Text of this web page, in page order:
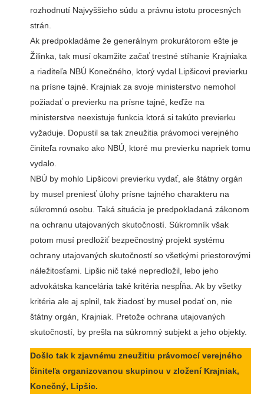
rozhodnutí Najvyššieho súdu a právnu istotu procesných
strán.
Ak predpokladáme že generálnym prokurátorom ešte je
Žilinka, tak musí okamžite začať trestné stíhanie Krajniaka
a riaditeľa NBÚ Konečného, ktorý vydal Lipšicovi previerku
na prísne tajné. Krajniak za svoje ministerstvo nemohol
požiadať o previerku na prísne tajné, keďže na
ministerstve neexistuje funkcia ktorá si takúto previerku
vyžaduje. Dopustil sa tak zneužitia právomoci verejného
činiteľa rovnako ako NBÚ, ktoré mu previerku napriek tomu
vydalo.
NBÚ by mohlo Lipšicovi previerku vydať, ale štátny orgán
by musel preniesť úlohy prísne tajného charakteru na
súkromnú osobu. Taká situácia je predpokladaná zákonom
na ochranu utajovaných skutočností. Súkromník však
potom musí predložiť bezpečnostný projekt systému
ochrany utajovaných skutočností so všetkými priestorovými
náležitosťami. Lipšic nič také nepredložil, lebo jeho
advokátska kancelária také kritéria nespĺňa. Ak by všetky
kritéria ale aj splnil, tak žiadosť by musel podať on, nie
štátny orgán, Krajniak. Pretože ochrana utajovaných
skutočností, by prešla na súkromný subjekt a jeho objekty.
Došlo tak k zjavnému zneužitiu právomocí verejného
činiteľa organizovanou skupinou v zložení Krajniak,
Konečný, Lipšic.